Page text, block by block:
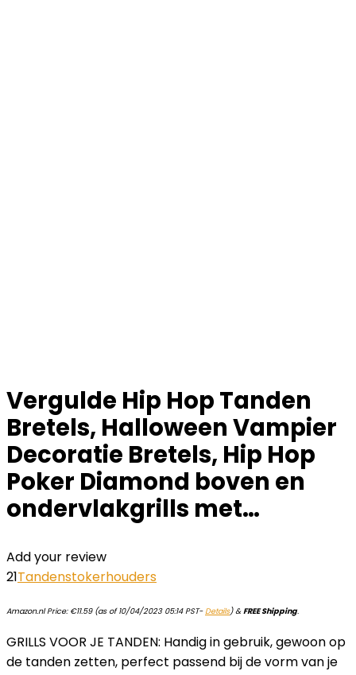
Vergulde Hip Hop Tanden
Bretels, Halloween Vampier
Decoratie Bretels, Hip Hop
Poker Diamond boven en
ondervlakgrills met…
Add your review
21Tandenstokerhouders
Amazon.nl Price: €11.59(as of 10/04/2023 05:14 PST-Details)&FREE Shipping.
GRILLS VOOR JE TANDEN: Handig in gebruik, gewoon op
de tanden zetten, perfect passend bij de vorm van je